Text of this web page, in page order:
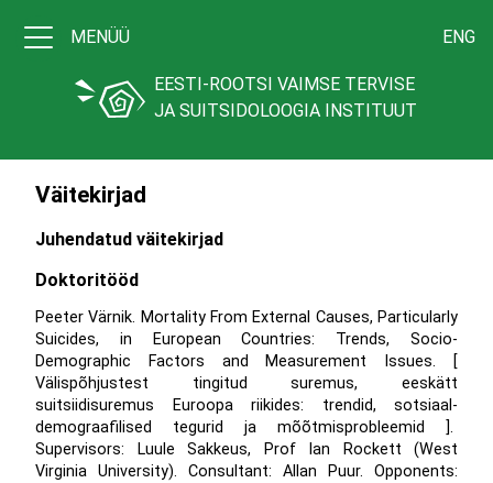
MENÜÜ ENG
EESTI-ROOTSI VAIMSE TERVISE
JA SUITSIDOLOOGIA INSTITUUT
Väitekirjad
Juhendatud väitekirjad
Doktoritööd
Peeter Värnik. Mortality From External Causes, Particularly
Suicides, in European Countries: Trends, Socio-
Demographic Factors and Measurement Issues. [
Välispõhjustest tingitud suremus, eeskätt
suitsiidisuremus Euroopa riikides: trendid, sotsiaal-
demograafilised tegurid ja mõõtmisprobleemid ].
Supervisors: Luule Sakkeus, Prof Ian Rockett (West
Virginia University). Consultant: Allan Puur. Opponents: